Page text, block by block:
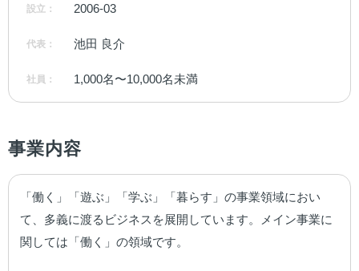
設立： 2006-03
代表： 池田 良介
社員： 1,000名〜10,000名未満
事業内容
「働く」「遊ぶ」「学ぶ」「暮らす」の事業領域におい
て、多義に渡るビジネスを展開しています。メイン事業に
関しては「働く」の領域です。